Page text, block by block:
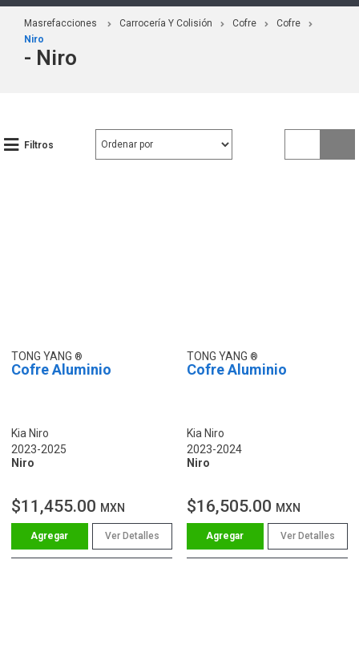
Masrefacciones Carrocería Y Colisión Cofre
Cofre
Niro
- Niro
Filtros
TONG YANG
Cofre Aluminio
Kia Niro
2023-2025
Niro
$11,455.00 MXN
Ver Detalles
TONG YANG
Cofre Aluminio
Kia Niro
2023-2024
Niro
$16,505.00 MXN
Ver Detalles